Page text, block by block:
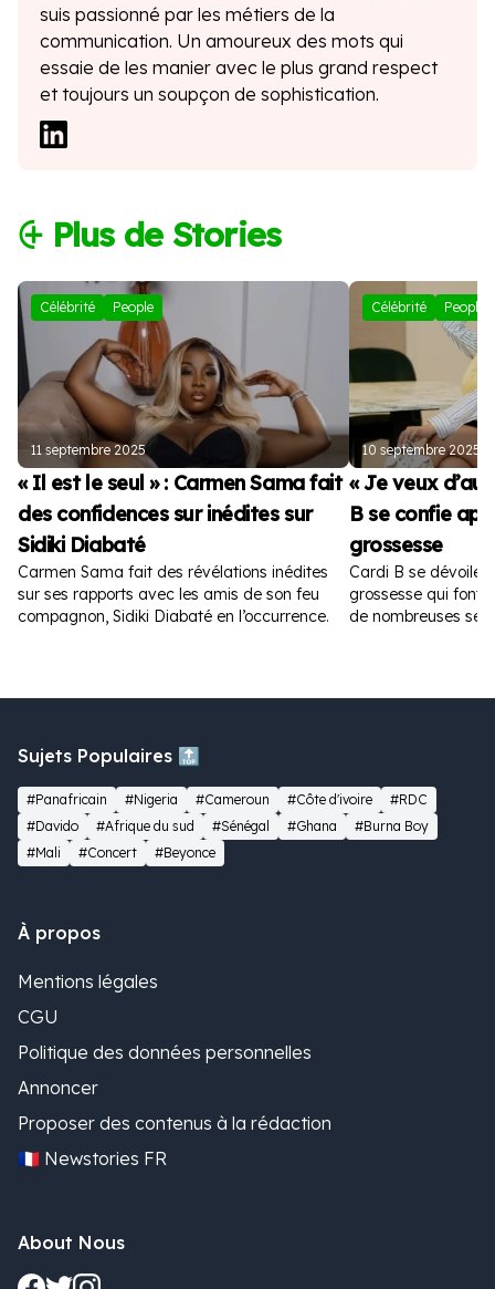
suis passionné par les métiers de la
communication. Un amoureux des mots qui
essaie de les manier avec le plus grand respect
et toujours un soupçon de sophistication.
⨭ Plus de Stories
Célébrité People
11 septembre 2025
« Il est le seul » : Carmen Sama fait
des confidences sur inédites sur
Sidiki Diabaté
Carmen Sama fait des révélations inédites
sur ses rapports avec les amis de son feu
compagnon, Sidiki Diabaté en l’occurrence.
Célébrité People
10 septembre 2025
« Je veux
B se confie
grossesse
Cardi B se dévoile
grossesse qui font
de nombreuses
Sujets Populaires 🔝
#Panafricain #Nigeria #Cameroun #Côte d'ivoire
#RDC
#Davido
#Afrique du sud #Sénégal #Ghana
#Burna Boy
#Mali
#Concert #Beyonce
À propos
Mentions légales
CGU
Politique des données personnelles
Annoncer
Proposer des contenus à la rédaction
🇫🇷 Newstories FR
About Nous